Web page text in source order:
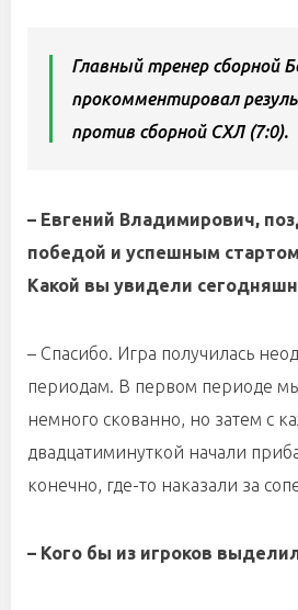
Главный тренер сборной
прокомментировал
против сборной СХЛ (7:0).
– Евгений Владимирович,
победой и успешным
Какой вы увидели
– Спасибо. Игра получилась
периодам. В первом периоде
немного скованно, но затем с
двадцатиминуткой начали
конечно, где-то наказали за
– Кого бы из игроков